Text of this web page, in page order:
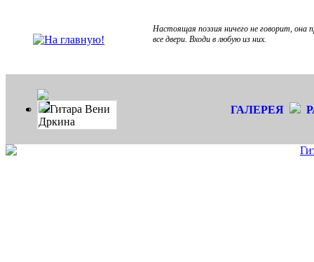
Настоящая поэзия ничего не говорит,
все двери. Входи в любую из них.
Гитара Вени
Дркина
ГАЛЕРЕЯ